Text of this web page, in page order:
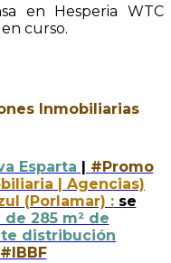
en Hesperia WTC
curso.
Inmobiliarias
Esparta
#Promo
| Agencias)
(Porlamar) :se
285 m² de
distribución